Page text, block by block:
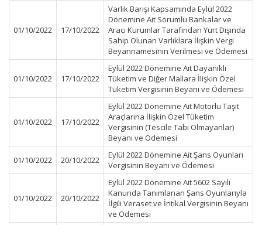
01/10/2022 17/10/2022
Varlık Barışı Kapsamında Eylül 2022
Dönemine Ait Sorumlu Bankalar ve
Aracı Kurumlar Tarafından Yurt Dışında
Sahip Olunan Varlıklara İlişkin Vergi
Beyannamesinin Verilmesi ve Ödemesi
01/10/2022 17/10/2022
Eylül 2022 Dönemine Ait Dayanıklı
Tüketim ve Diğer Mallara İlişkin Özel
Tüketim Vergisinin Beyanı ve Ödemesi
01/10/2022 17/10/2022
Eylül 2022 Dönemine Ait Motorlu Taşıt
Araçlarına İlişkin Özel Tüketim
Vergisinin (Tescile Tabi Olmayanlar)
Beyanı ve Ödemesi
01/10/2022 20/10/2022
Eylül 2022 Dönemine Ait Şans Oyunları
Vergisinin Beyanı ve Ödemesi
01/10/2022 20/10/2022
Eylül 2022 Dönemine Ait 5602 Sayılı
Kanunda Tanımlanan Şans Oyunlarıyla
İlgili Veraset ve İntikal Vergisinin Beyanı
ve Ödemesi